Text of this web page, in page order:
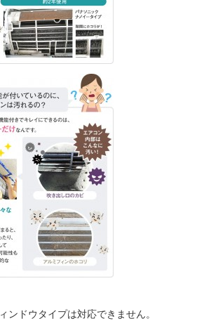
ンドウタイプは対応できません。